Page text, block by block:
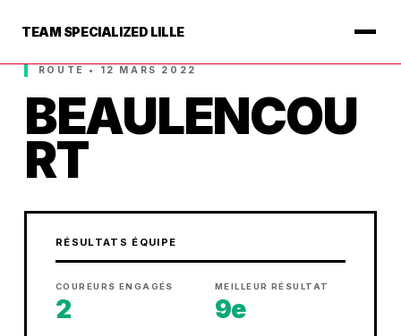
TEAM SPECIALIZED LILLE
ROUTE • 12 MARS 2022
BEAULENCOU
RT
RÉSULTATS ÉQUIPE
COUREURS ENGAGÉS
2
MEILLEUR RÉSULTAT
9e